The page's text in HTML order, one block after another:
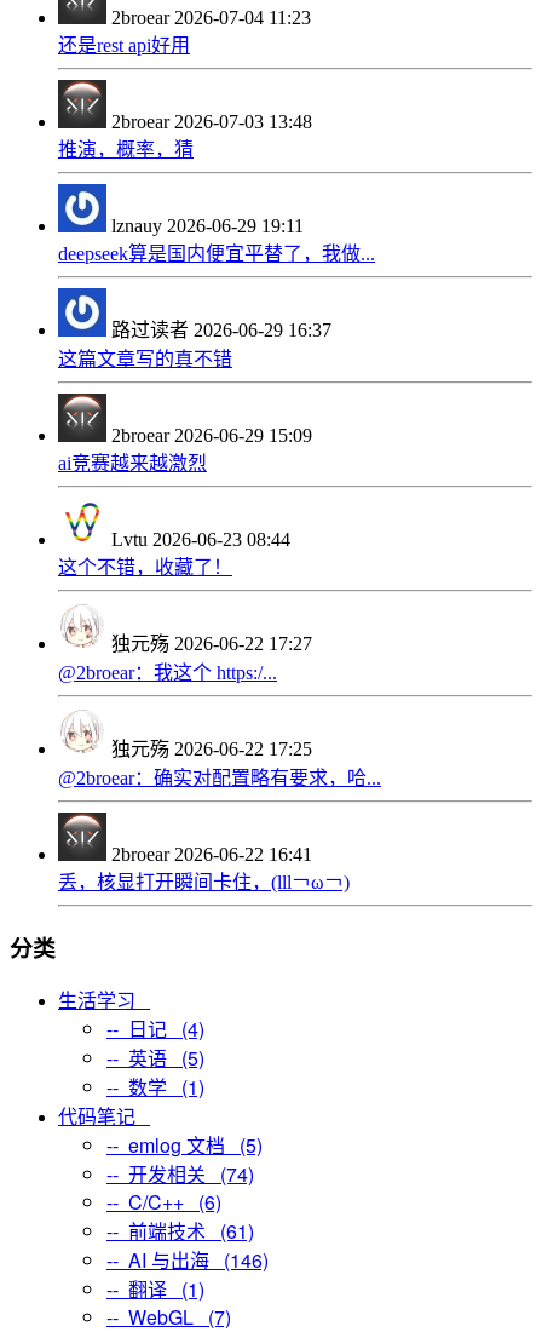
2broear 2026-07-04 11:23
还是rest api好用
2broear 2026-07-03 13:48
推演，概率，猜
lznauy 2026-06-29 19:11
deepseek算是国内便宜平替了，我做...
路过读者 2026-06-29 16:37
这篇文章写的真不错
2broear 2026-06-29 15:09
ai竞赛越来越激烈
Lvtu 2026-06-23 08:44
这个不错，收藏了！
独元殇 2026-06-22 17:27
@2broear：我这个 https:/...
独元殇 2026-06-22 17:25
@2broear：确实对配置略有要求，哈...
2broear 2026-06-22 16:41
丢，核显打开瞬间卡住，(lll￢ω￢)
分类
生活学习
-- 日记 (4)
-- 英语 (5)
-- 数学 (1)
代码笔记
-- emlog 文档 (5)
-- 开发相关 (74)
-- C/C++ (6)
-- 前端技术 (61)
-- AI 与出海 (146)
-- 翻译 (1)
-- WebGL (7)